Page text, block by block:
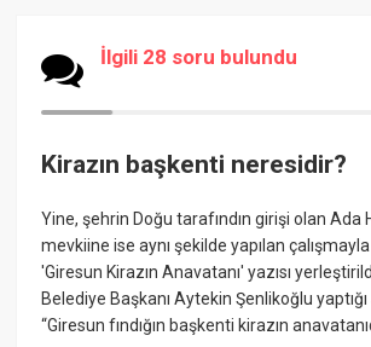
İlgili 28 soru bulundu
Kirazın başkenti neresidir?
Yine, şehrin Doğu tarafındın girişi olan Ada
mevkiine ise aynı şekilde yapılan
'Giresun Kirazın Anavatanı' yazısı
Belediye Başkanı Aytekin Şenlikoğlu
“Giresun fındığın başkenti kirazın